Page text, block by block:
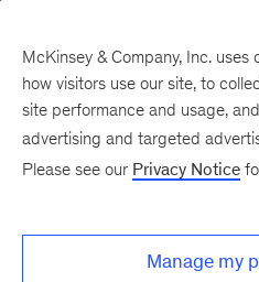
FAQ sur les
de
McKinsey & Company, Inc.
how visitors use our site, to
site performance and usage,
advertising and targeted
Please see our Privacy Notice
Manage my